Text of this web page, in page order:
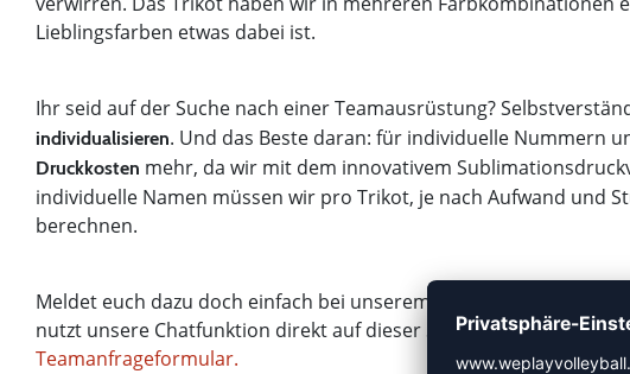
Lieblingsfarben etwas dabei ist.
Ihr seid auf der Suche nach einer Teamausrüstung?
individualisieren. Und das Beste daran: für individuelle Nummern
Druckkosten mehr, da wir mit dem innovativem
individuelle Namen müssen wir pro Trikot, je nach Aufwand und
berechnen.
Meldet euch dazu doch einfach bei unserem Teamsupport unter
nutzt unsere Chatfunktion direkt auf dieser Seite (unten rechts)
Teamanfrageformular.